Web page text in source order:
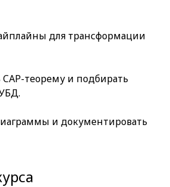
для трансформации
теорему и подбирать
и документировать